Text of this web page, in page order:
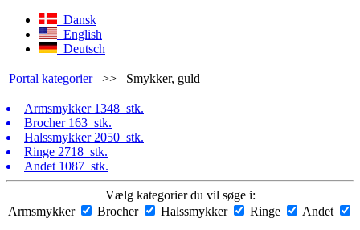
Dansk
English
Deutsch
Portal kategorier >> Smykker, guld
Armsmykker 1348 stk.
Brocher 163 stk.
Halssmykker 2050 stk.
Ringe 2718 stk.
Andet 1087 stk.
Vælg kategorier du vil søge i:
Armsmykker
Brocher Halssmykker Ringe Andet